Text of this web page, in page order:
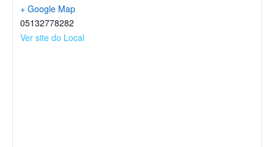
+ Google Map
05132778282
Ver site do Local